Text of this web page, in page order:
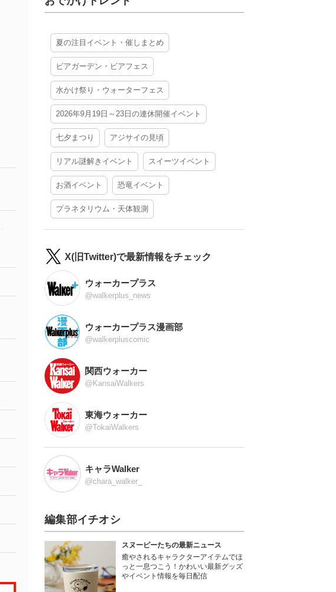
夏の注目イベント・催しまとめ
ビアガーデン・ビアフェス
水かけ祭り・ウォーターフェス
2026年9月19日～23日の連休開催イベント
七夕まつり アジサイの見頃
リアル謎解きイベント スイーツイベント
お酒イベント 恐竜イベント
プラネタリウム・天体観測
X(旧Twitter)で最新情報をチェック
ウォーカープラス
@walkerplus_news
ウォーカープラス漫画部
@walkerpluscomic
関西ウォーカー
@KansaiWalkers
東海ウォーカー
@TokaiWalkers
キャラWalker
@chara_walker_
編集部イチオシ
スヌーピーたちの最新ニュース
癒やされるキャラクターアイテムでほ
っと一息つこう！かわいい最新グッズ
やイベント情報を毎日配信